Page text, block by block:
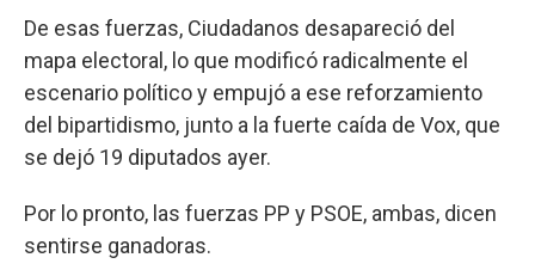
De esas fuerzas, Ciudadanos desapareció del
mapa electoral, lo que modificó radicalmente el
escenario político y empujó a ese reforzamiento
del bipartidismo, junto a la fuerte caída de Vox, que
se dejó 19 diputados ayer.
Por lo pronto, las fuerzas PP y PSOE, ambas, dicen
sentirse ganadoras.